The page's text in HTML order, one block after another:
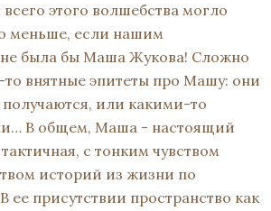
этого волшебства могло
меньше, если нашим
не была бы Маша Жукова! Сложно
то внятные эпитеты про Машу: они
или какими-то
В общем, Маша - настоящий
с тонким чувством
историй из жизни по
ее присутствии пространство как